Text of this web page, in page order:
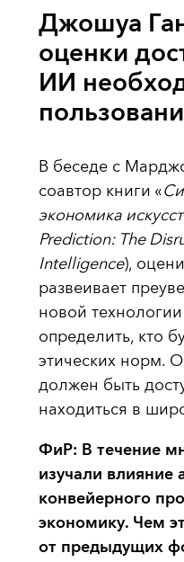
Джошуа
оценки
ИИ
В беседе с
соавтор книги «
экономика
Prediction: The
Intelligence),
развеивает
новой
определить, кто
этических норм.
должен быть
находиться в
ФиР: В течение
изучали влияние
конвейерного
экономику. Чем
от предыдущих